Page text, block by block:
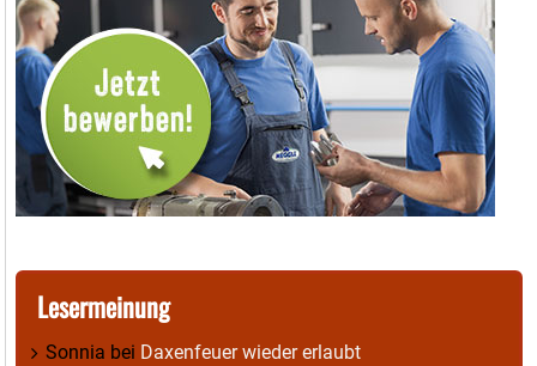
Lesermeinung
Sonnia bei Daxenfeuer wieder erlaubt